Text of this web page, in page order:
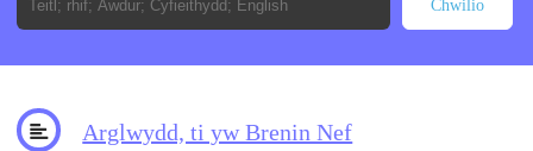
Arglwydd, ti yw Brenin Nef